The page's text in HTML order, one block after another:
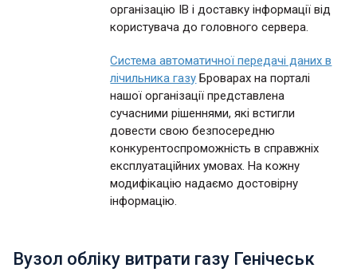
організацію ІВ і доставку інформації від
користувача до головного сервера.
Система автоматичної передачі даних в
лічильника газу Броварах на порталі
нашої організації представлена
сучасними рішеннями, які встигли
довести свою безпосередню
конкурентоспроможність в справжніх
експлуатаційних умовах. На кожну
модифікацію надаємо достовірну
інформацію.
Вузол обліку витрати газу Генічеськ